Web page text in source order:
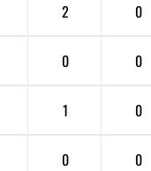
2 0
0 0
1 0
0 0